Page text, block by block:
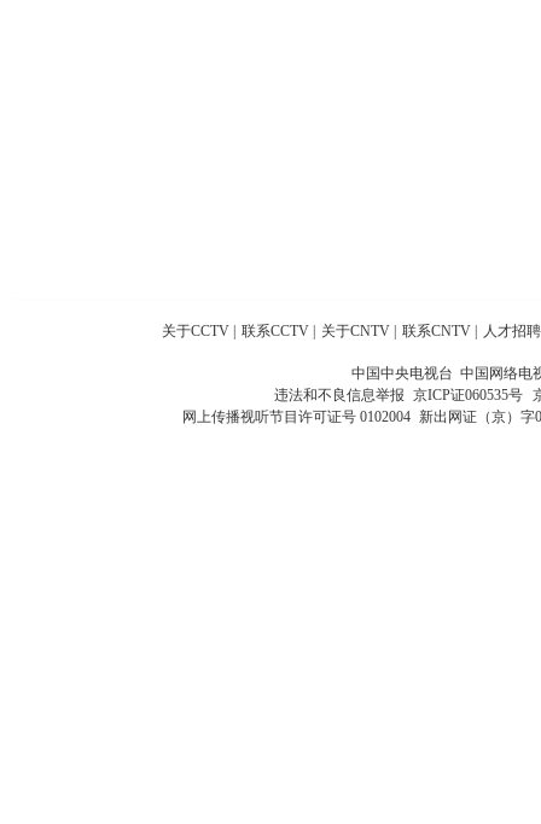
关于CCTV 联系CCTV 关于CNTV 联系CNTV 人才招聘
中国中央电视台 中国网络电
违法和不良信息举报 京ICP证060535号
网上传播视听节目许可证号 0102004 新出网证（京）